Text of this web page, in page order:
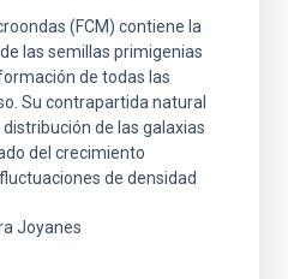
(FCM) contiene la
las semillas primigenias
de todas las
Su contrapartida natural
de las galaxias
del crecimiento
de densidad
Joyanes